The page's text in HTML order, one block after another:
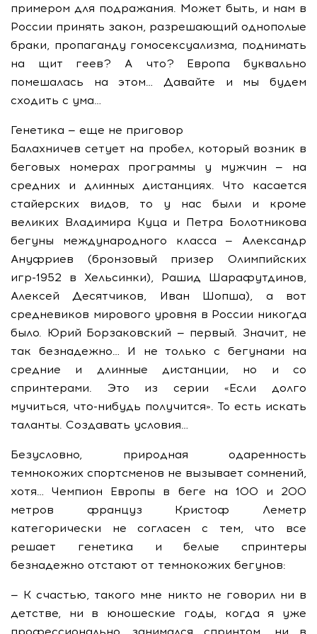
примером для подражания. Может быть, и нам в
России принять закон, разрешающий однополые
браки, пропаганду гомосексуализма, поднимать
на щит геев? А что? Европа буквально
помешалась на этом… Давайте и мы будем
сходить с ума…
Генетика — еще не приговор
Балахничев сетует на пробел, который возник в
беговых номерах программы у мужчин — на
средних и длинных дистанциях. Что касается
стайерских видов, то у нас были и кроме
великих Владимира Куца и Петра Болотникова
бегуны международного класса — Александр
Ануфриев (бронзовый призер Олимпийских
игр-1952 в Хельсинки), Рашид Шарафутдинов,
Алексей Десятчиков, Иван Шопша), а вот
средневиков мирового уровня в России никогда
было. Юрий Борзаковский — первый. Значит, не
так безнадежно… И не только с бегунами на
средние и длинные дистанции, но и со
спринтерами. Это из серии «Если долго
мучиться, что-нибудь получится». То есть искать
таланты. Создавать условия…
Безусловно, природная одаренность
темнокожих спортсменов не вызывает сомнений,
хотя… Чемпион Европы в беге на 100 и 200
метров француз Кристоф Леметр
категорически не согласен с тем, что все
решает генетика и белые спринтеры
безнадежно отстают от темнокожих бегунов:
— К счастью, такого мне никто не говорил ни в
детстве, ни в юношеские годы, когда я уже